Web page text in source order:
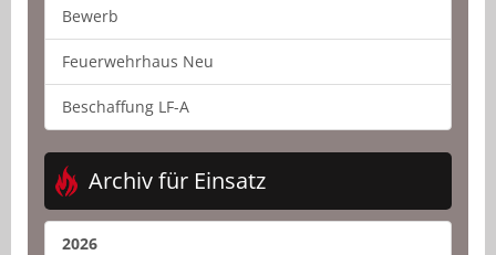
Bewerb
Feuerwehrhaus Neu
Beschaffung LF-A
Archiv für Einsatz
2026